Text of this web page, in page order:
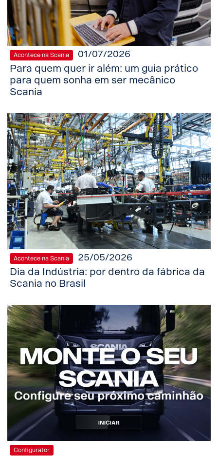
Acontece na Scania 01/07/2026
Para quem quer ir além: um guia prático
para quem sonha em ser mecânico
Scania
Acontece na Scania 25/05/2026
Dia da Indústria: por dentro da fábrica da
Scania no Brasil
Configurator